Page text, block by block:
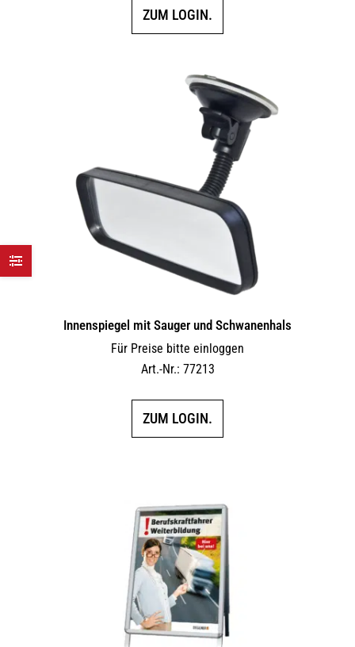
ZUM LOGIN.
Innen­spiegel mit Sauger und Schwanenhals
Für Preise bitte einloggen
Art.-Nr.: 77213
ZUM LOGIN.